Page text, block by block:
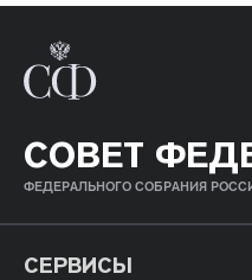
СОВЕТ
ФЕДЕРАЛЬНОГО СОБРАНИЯ
СЕРВИСЫ